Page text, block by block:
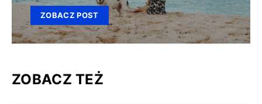
ZOBACZ POST
ZOBACZ TEŻ